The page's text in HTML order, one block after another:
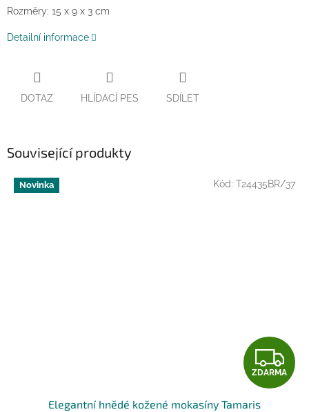
Rozměry: 15 x 9 x 3 cm
Detailní informace
DOTAZ HLÍDACÍ PES SDÍLET
Související produkty
Novinka
Z
D
ZDARMA
Elegantní hnědé kožené mokasíny Tamaris
Kód: T24435BR/37